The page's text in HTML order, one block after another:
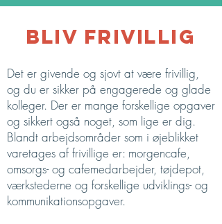
bliv frivillig
Det er givende og sjovt at være frivillig,
og du er sikker på engagerede og glade
kolleger. Der er mange forskellige opgaver
og sikkert også noget, som lige er dig.
Blandt arbejdsområder som i øjeblikket
varetages af frivillige er: morgencafe,
omsorgs- og cafemedarbejder, tøjdepot,
værkstederne og forskellige udviklings- og
kommunikationsopgaver.